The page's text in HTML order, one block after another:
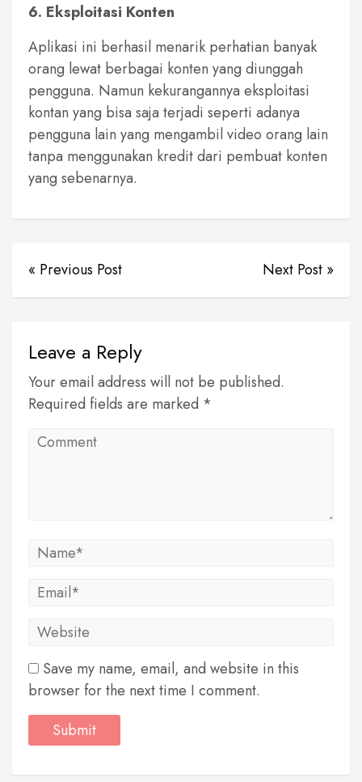
6. Eksploitasi Konten
Aplikasi ini berhasil menarik perhatian banyak
orang lewat berbagai konten yang diunggah
pengguna. Namun kekurangannya eksploitasi
kontan yang bisa saja terjadi seperti adanya
pengguna lain yang mengambil video orang lain
tanpa menggunakan kredit dari pembuat konten
yang sebenarnya.
« Previous Post Next Post »
Leave a Reply
Your email address will not be published.
Required fields are marked *
Save my name, email, and website in this
browser for the next time I comment.